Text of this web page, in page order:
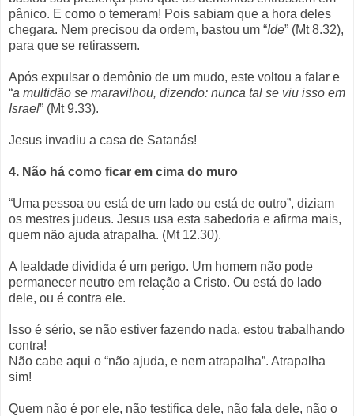
pânico. E como o temeram! Pois sabiam que a hora deles
chegara. Nem precisou da ordem, bastou um “Ide” (Mt 8.32),
para que se retirassem.
Após expulsar o demônio de um mudo, este voltou a falar e
“a multidão se maravilhou, dizendo: nunca tal se viu isso em
Israel” (Mt 9.33).
Jesus invadiu a casa de Satanás!
4. Não há como ficar em cima do muro
“Uma pessoa ou está de um lado ou está de outro”, diziam
os mestres judeus. Jesus usa esta sabedoria e afirma mais,
quem não ajuda atrapalha. (Mt 12.30).
A lealdade dividida é um perigo. Um homem não pode
permanecer neutro em relação a Cristo. Ou está do lado
dele, ou é contra ele.
Isso é sério, se não estiver fazendo nada, estou trabalhando
contra!
Não cabe aqui o “não ajuda, e nem atrapalha”. Atrapalha
sim!
Quem não é por ele, não testifica dele, não fala dele, não o